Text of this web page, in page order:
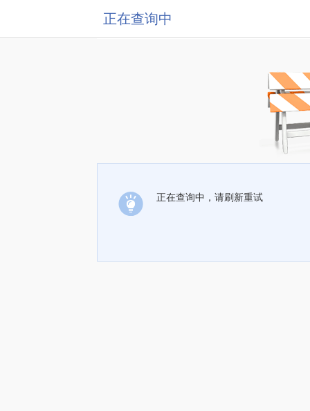
正在查询中
正在查询中，请刷新重试